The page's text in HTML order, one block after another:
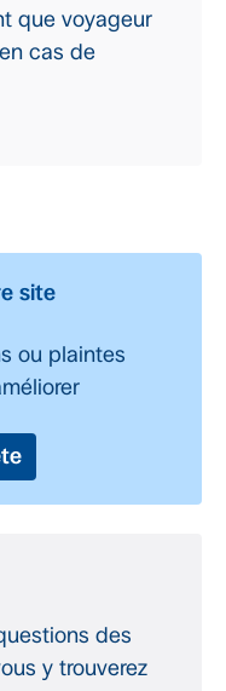
que voyageur
cas de
site
ou plaintes
des
y trouverez